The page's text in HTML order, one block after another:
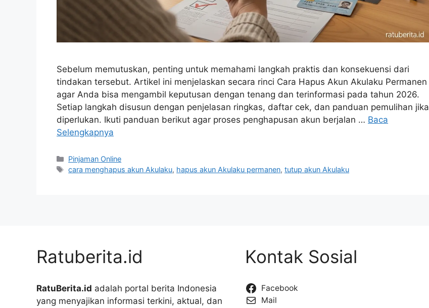
Sebelum memutuskan, penting untuk memahami langkah praktis dan konsekuensi dari
tindakan tersebut. Artikel ini menjelaskan secara rinci Cara Hapus Akun Akulaku Permanen
agar Anda bisa mengambil keputusan dengan tenang dan terinformasi pada tahun 2026.
Setiap langkah disusun dengan penjelasan ringkas, daftar cek, dan panduan pemulihan jika
diperlukan. Ikuti panduan berikut agar proses penghapusan akun berjalan … Baca
Selengkapnya
Kategori
Pinjaman Online
Tag
cara menghapus akun Akulaku, hapus akun Akulaku permanen,tutup akun Akulaku
Ratuberita.id
RatuBerita.id adalah portal berita Indonesia
yang menyajikan informasi terkini, aktual, dan
Kontak Sosial
Facebook
Mail